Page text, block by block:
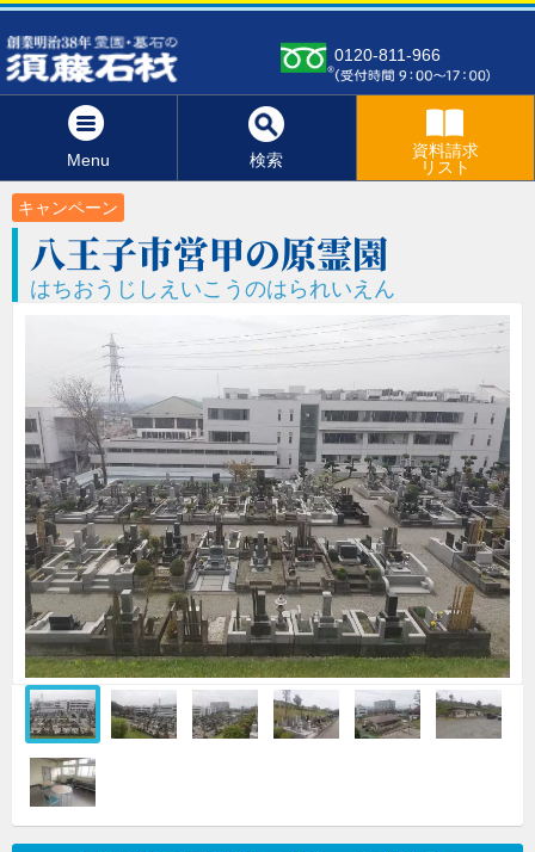
0120-811-966
Menu 検索
資料請求
リスト
キャンペーン
八王子市営甲の原霊園
はちおうじしえいこうのはられいえん